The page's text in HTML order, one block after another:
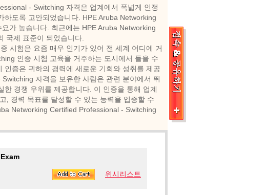
- Switching 자격은 업계에서 폭넓게 인정
도록 고안되었습니다. HPE Aruba Networking
가 높습니다. 최근에는 HPE Aruba Networking
국제 표준이 되었습니다.
시험은 요즘 매우 인기가 있어 전 세계 어디에 거
인증 시험 교육을 거주하는 도시에서 들을 수
증은 귀하의 경력에 ​​새로운 기회와 성취를 제공
자격을 보유한 사람은 관련 분야에서 뛰
경쟁 우위를 제공합니다. 이 인증을 통해 업계
, 경력 목표를 달성할 수 있는 능력을 입증할 수
Networking Certified Professional - Switching
위시리스트